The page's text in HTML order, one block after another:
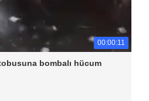
00:00:11
bombalı hücum